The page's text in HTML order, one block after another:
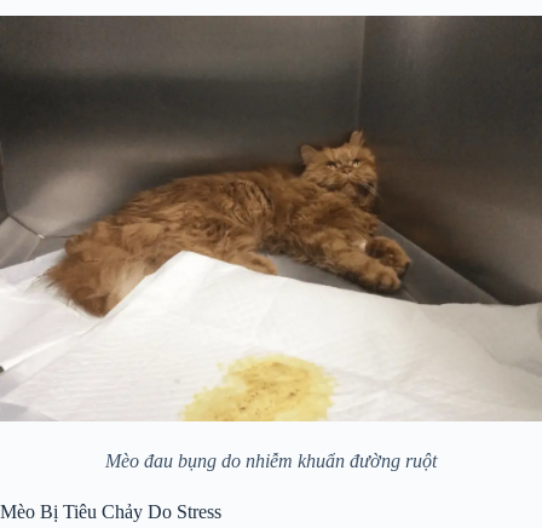
Mèo đau bụng do nhiễm khuẩn đường ruột
Mèo Bị Tiêu Chảy Do Stress